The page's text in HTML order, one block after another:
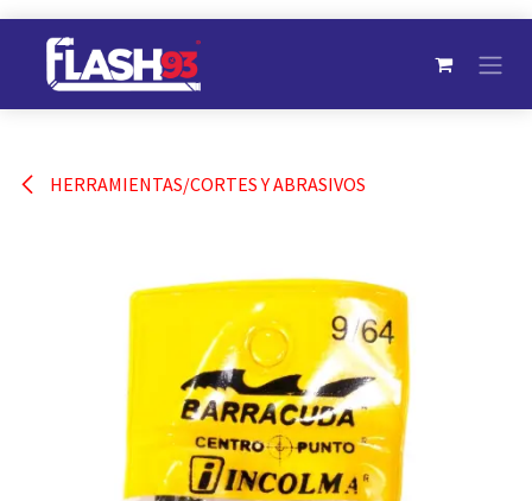
Ir al contenido
HERRAMIENTAS/CORTES Y ABRASIVOS